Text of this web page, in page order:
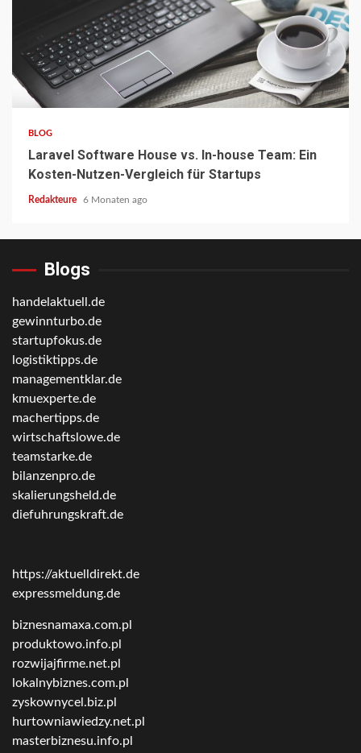
5 min read
BLOG
Laravel Software House vs. In-house Team: Ein
Kosten-Nutzen-Vergleich für Startups
Redakteure 6 Monaten ago
Blogs
handelaktuell.de
gewinnturbo.de
startupfokus.de
logistiktipps.de
managementklar.de
kmuexperte.de
machertipps.de
wirtschaftslowe.de
teamstarke.de
bilanzenpro.de
skalierungsheld.de
diefuhrungskraft.de
https://aktuelldirekt.de
expressmeldung.de
biznesnamaxa.com.pl
produktowo.info.pl
rozwijajfirme.net.pl
lokalnybiznes.com.pl
zyskownycel.biz.pl
hurtowniawiedzy.net.pl
masterbiznesu.info.pl